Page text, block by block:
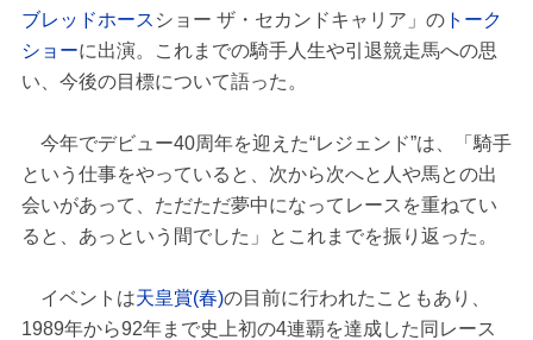
ブレッドホース ショー ザ・セカンドキャリア」の トーク
ショーに出演。これまでの騎手人生や引退競走馬への思
い、今後の目標について語った。
今年でデビュー40周年を迎えた“レジェンド”は、「騎手
という仕事をやっていると、次から次へと人や馬との出
会いがあって、ただただ夢中になってレースを重ねてい
ると、あっという間でした」とこれまでを振り返った。
イベントは天皇賞(春)の目前に行われたこともあり、
1989年から92年まで史上初の4連覇を達成した同レース